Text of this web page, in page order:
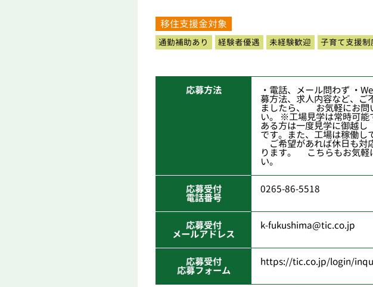
移住支援金対象
通勤補助あり 経験者優遇 未経験歓迎 子育て支援制
応募方法 ・電話、メール問わず ・
募方法、求人内容など、ご
ましたら、 お気軽にお問
い。 ※工場見学は常時可能
ある方は一度見学に御越
です。また、工場は稼働し
ご希望があれば休日も対
ります。 こちらもお気軽
い。
応募受付
電話番号
0265-86-5518
応募受付
メールアドレス
k-fukushima@tic.co.jp
応募受付
応募フォーム
https://tic.co.jp/login/